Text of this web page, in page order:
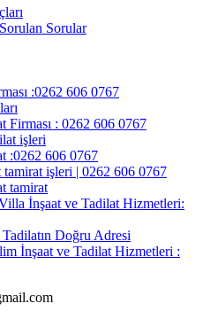
Sorular
:0262 606 0767
Firması : 0262 606 0767
işleri
:0262 606 0767
işleri | 0262 606 0767
tamirat
İnşaat ve Tadilat Hizmetleri:
Doğru Adresi
İnşaat ve Tadilat Hizmetleri :